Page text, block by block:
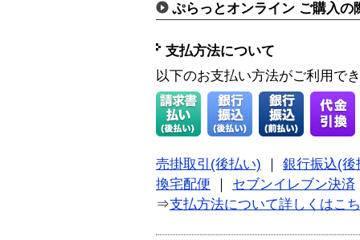
ぷらっとオンライン ご購入の
支払方法について
以下のお支払い方法がご利用で
売掛取引(後払い)
銀行振込(後
換宅配便
セブンイレブン決済
⇒支払方法について詳しくはこ